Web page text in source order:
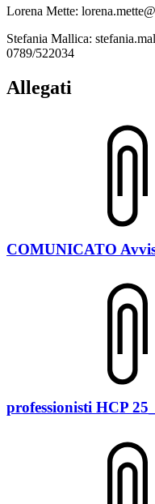
Lorena Mette:
Stefania Mallica:
0789/522034
Allegati
COMUNICATO
professionisti HCP